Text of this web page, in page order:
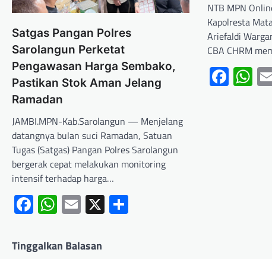
Satgas Pangan Polres
Sarolangun Perketat
Pengawasan Harga Sembako,
Pastikan Stok Aman Jelang
Ramadan
JAMBI.MPN-Kab.Sarolangun — Menjelang
datangnya bulan suci Ramadan, Satuan
Tugas (Satgas) Pangan Polres Sarolangun
bergerak cepat melakukan monitoring
intensif terhadap harga…
Facebook
WhatsApp
Email
X
NTB MPN
Kapolresta
Ariefaldi
CBA CHRM
Tinggalkan Balasan